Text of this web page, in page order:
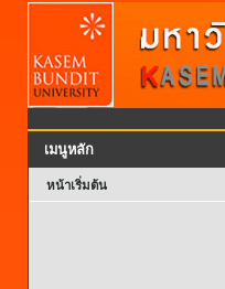
เมนูหลัก
หน้าเริ่มต้น